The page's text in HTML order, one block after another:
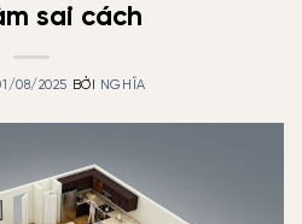
sai cách
08/2025 BỞI NGHĨA